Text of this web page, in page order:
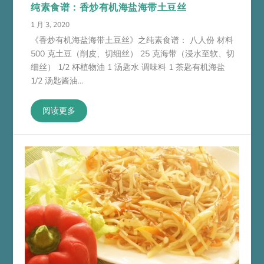
纯素食谱：香炒有机海盐海带土豆丝
1 月 3, 2020
《香炒有机海盐海带土豆丝》之纯素食谱： 八人份 材料
500 克土豆（削皮、切细丝） 25 克海带（浸水至软、切
细丝） 1/2 杯植物油 1 汤匙水 调味料 1 茶匙有机海盐
1/2 汤匙酱油...
阅读更多